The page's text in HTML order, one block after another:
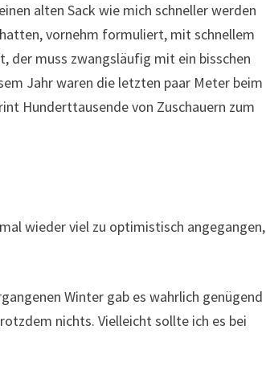
alten Sack wie mich schneller werden
vornehm formuliert, mit schnellem
der muss zwangsläufig mit ein bisschen
Jahr waren die letzten paar Meter beim
Hunderttausende von Zuschauern zum
wieder viel zu optimistisch angegangen,
Winter gab es wahrlich genügend
nichts. Vielleicht sollte ich es bei